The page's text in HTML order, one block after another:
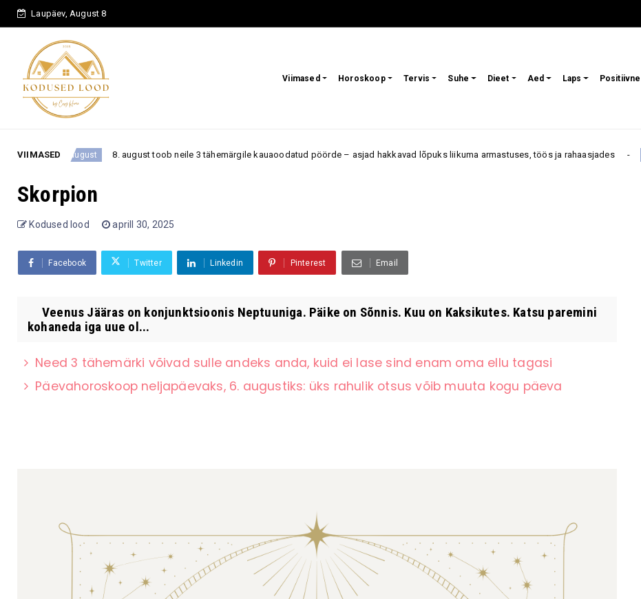
Laupäev, August 8
Viimased Horoskoop Tervis Suhe Dieet Aed Laps
VIIMASED
8. august 8. august toob neile 3 tähemärgile kauaoodatud pöörde – asjad hakkavad lõpuks liikuma armastuses, töös ja rahaasjades Armastus
Skorpion
Kodused lood aprill 30, 2025
Facebook Twitter Linkedin Pinterest Email
Veenus Jääras on konjunktsioonis Neptuuniga. Päike on Sõnnis. Kuu on Kaksikutes. Katsu paremini
kohaneda iga uue ol...
Need 3 tähemärki võivad sulle andeks anda, kuid ei lase sind enam oma ellu tagasi
Päevahoroskoop neljapäevaks, 6. augustiks: üks rahulik otsus võib muuta kogu päeva